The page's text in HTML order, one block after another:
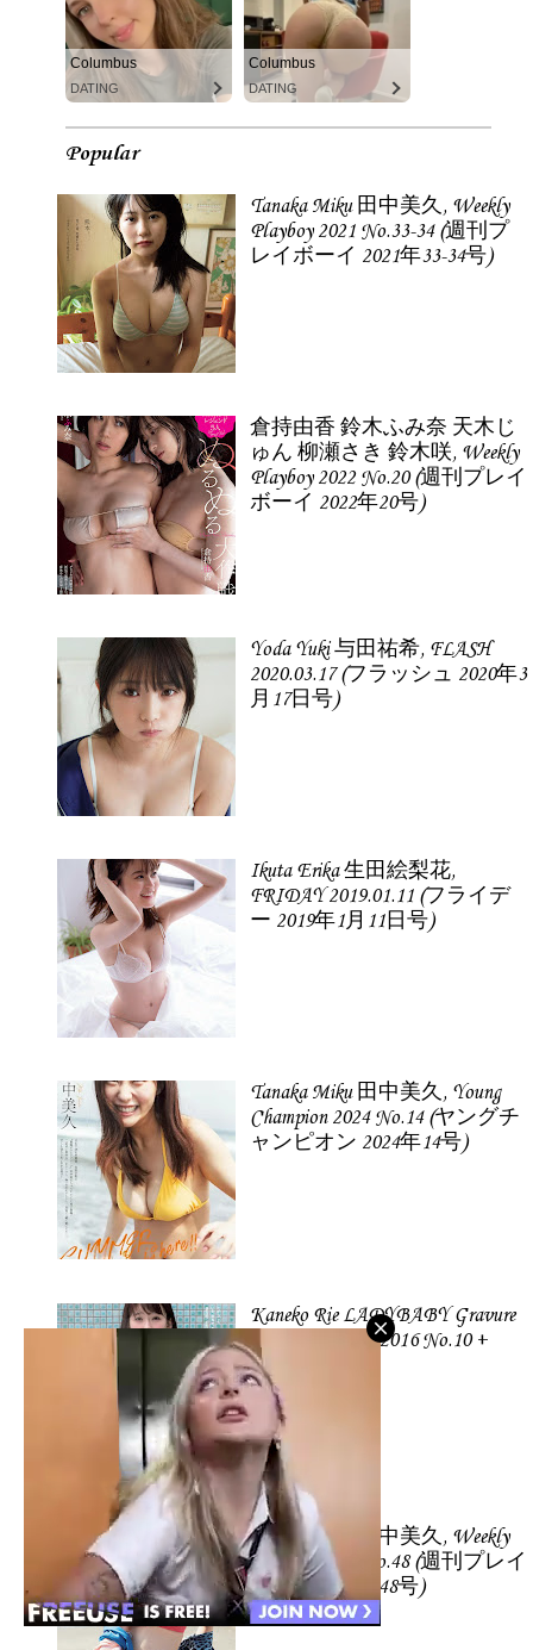
Columbus
DATING
Columbus
DATING
Popular
Tanaka Miku 田中美久, Weekly
Playboy 2021 No.33-34 (週刊プ
レイボーイ 2021年33-34号)
倉持由香 鈴木ふみ奈 天木じ
ゅん 柳瀬さき 鈴木咲, Weekly
Playboy 2022 No.20 (週刊プレイ
ボーイ 2022年20号)
Yoda Yuki 与田祐希, FLASH
2020.03.17 (フラッシュ 2020年3
月17日号)
Ikuta Erika 生田絵梨花,
FRIDAY 2019.01.11 (フライデ
ー 2019年1月11日号)
Tanaka Miku 田中美久, Young
Champion 2024 No.14 (ヤングチ
ャンピオン 2024年14号)
Kaneko Rie LADYBABY Gravure
Weekly Playboy 2016 No.10 +
2015 No.52.
Tanaka Miku 田中美久, Weekly
Playboy 2021 No.48 (週刊プレイ
ボーイ 2021年48号)